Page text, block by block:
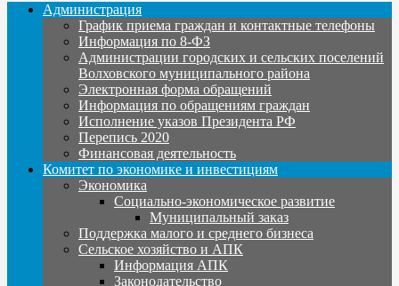
Администрация
График приема граждан и контактные телефоны
Информация по 8-ФЗ
Администрации городских и сельских поселений
Волховского муниципального района
Электронная форма обращений
Информация по обращениям граждан
Исполнение указов Президента РФ
Перепись 2020
Финансовая деятельность
Комитет по экономике и инвестициям
Экономика
Социально-экономическое развитие
Муниципальный заказ
Поддержка малого и среднего бизнеса
Сельское хозяйство и АПК
Информация АПК
Законодательство